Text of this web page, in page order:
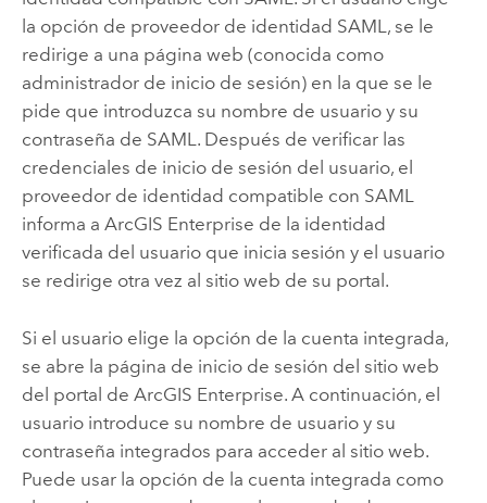
la opción de proveedor de identidad SAML, se le
redirige a una página web (conocida como
administrador de inicio de sesión) en la que se le
pide que introduzca su nombre de usuario y su
contraseña de SAML. Después de verificar las
credenciales de inicio de sesión del usuario, el
proveedor de identidad compatible con SAML
informa a ArcGIS Enterprise de la identidad
verificada del usuario que inicia sesión y el usuario
se redirige otra vez al sitio web de su portal.
Si el usuario elige la opción de la cuenta integrada,
se abre la página de inicio de sesión del sitio web
del portal de ArcGIS Enterprise. A continuación, el
usuario introduce su nombre de usuario y su
contraseña integrados para acceder al sitio web.
Puede usar la opción de la cuenta integrada como